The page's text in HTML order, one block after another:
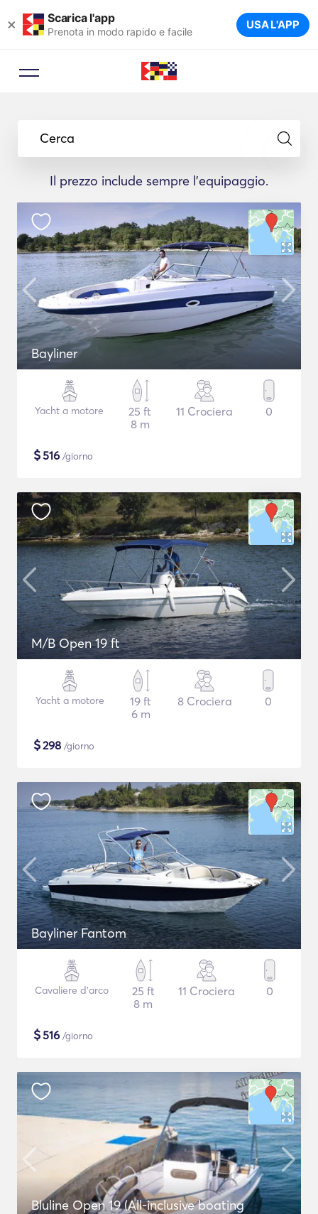
× Scarica l'app
Prenota in modo rapido e facile USA L'APP
Cerca
Il prezzo include sempre l'equipaggio.
Bayliner
Yacht a motore
25 ft
8 m
11 Crociera 0
$516 /giorno
M/B Open 19 ft
Yacht a motore
19 ft
6 m
8 Crociera 0
$298 /giorno
Bayliner Fantom
Cavaliere d'arco
25 ft
8 m
11 Crociera 0
$516 /giorno
Bluline Open 19 (All-inclusive boating